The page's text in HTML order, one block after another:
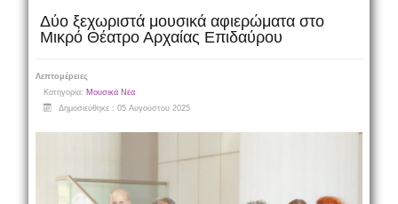
Δύο ξεχωριστά μουσικά αφιερώματα στο
Μικρό Θέατρο Αρχαίας Επιδαύρου
Λεπτομέρειες
Κατηγορία: Μουσικά Νέα
Δημοσιεύθηκε : 05 Αυγούστου 2025